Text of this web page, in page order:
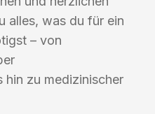
alles, was du für ein
– von
hin zu medizinischer